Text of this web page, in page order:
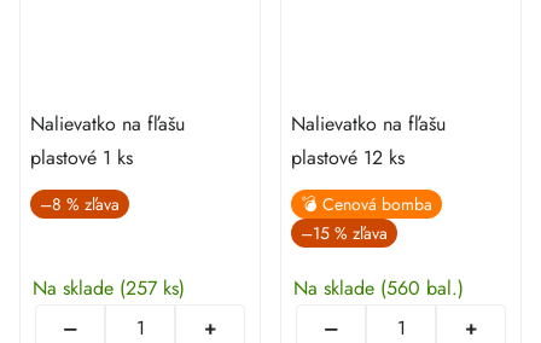
Nalievatko na fľašu
plastové 1 ks
–8 %
Na sklade (257 ks)
Nalievatko na fľašu
plastové 12 ks
💣 Cenová bomba
–15 %
Na sklade (560 bal.)